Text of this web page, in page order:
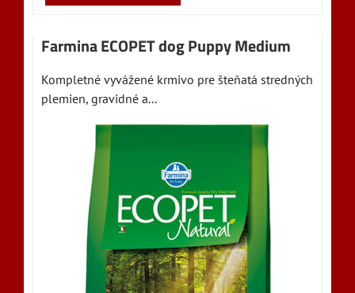
Farmina ECOPET dog Puppy Medium
Kompletné vyvážené krmivo pre šteňatá stredných
plemien, gravidné a...